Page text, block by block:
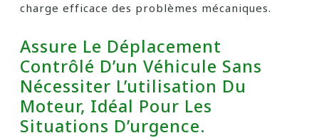
charge efficace des problèmes mécaniques.
Assure Le Déplacement
Contrôlé D’un Véhicule Sans
Nécessiter L’utilisation Du
Moteur, Idéal Pour Les
Situations D’urgence.